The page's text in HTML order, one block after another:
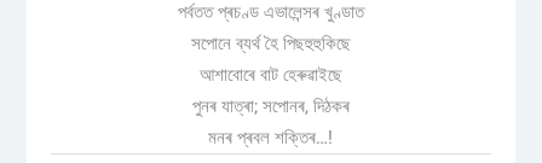
পৰ্বতত প্ৰচণ্ড এভালেন্সৰ খুণ্ডাত
সপোনে ব্যৰ্থ হৈ পিছহুহুকিছে
আশাবোৰে বাট হেৰুৱাইছে
পুনৰ যাত্ৰা; সপোনৰ, দিঠকৰ
মনৰ প্ৰবল শক্তিৰ…!